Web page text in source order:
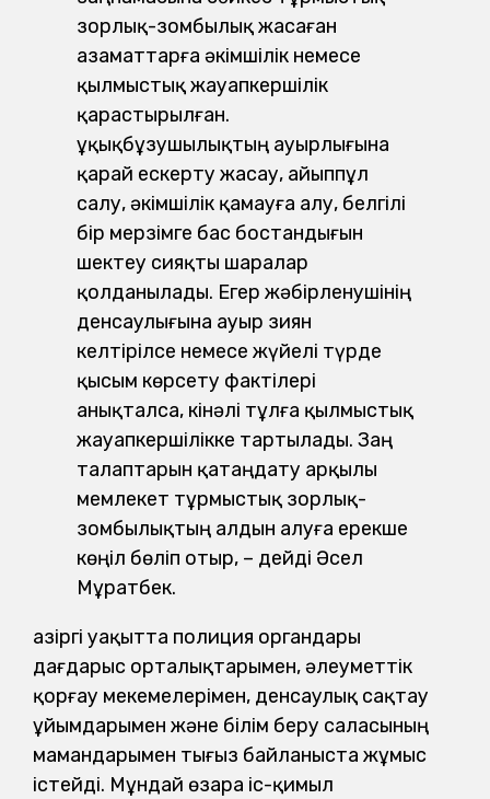
зорлық-зомбылық жасаған
азаматтарға әкімшілік немесе
қылмыстық жауапкершілік
қарастырылған.
Құқықбұзушылықтың ауыр­лығына
қарай ескерту жасау, айыппұл
салу, әкімшілік қамауға алу, белгілі
бір мерзімге бас бостандығын
шектеу сияқты шаралар
қолданылады. Егер жәбірленушінің
денсаулығына ауыр зиян
келтірілсе немесе жүйелі түрде
қысым көрсету фактілері
анықталса, кінәлі тұлға қылмыстық
жауапкершілікке тартылады. Заң
талаптарын қатаңдату арқылы
мемлекет тұрмыстық зорлық-
зомбылықтың алдын алуға ерекше
көңіл бөліп отыр, – дейді Әсел
Мұратбек.
Қазіргі уақытта полиция органдары
дағдарыс орталықтарымен, әлеуметтік
қорғау мекемелерімен, денсаулық сақтау
ұйымдарымен және білім беру саласының
мамандарымен тығыз байланыста жұмыс
істейді. Мұндай өзара іс-қимыл